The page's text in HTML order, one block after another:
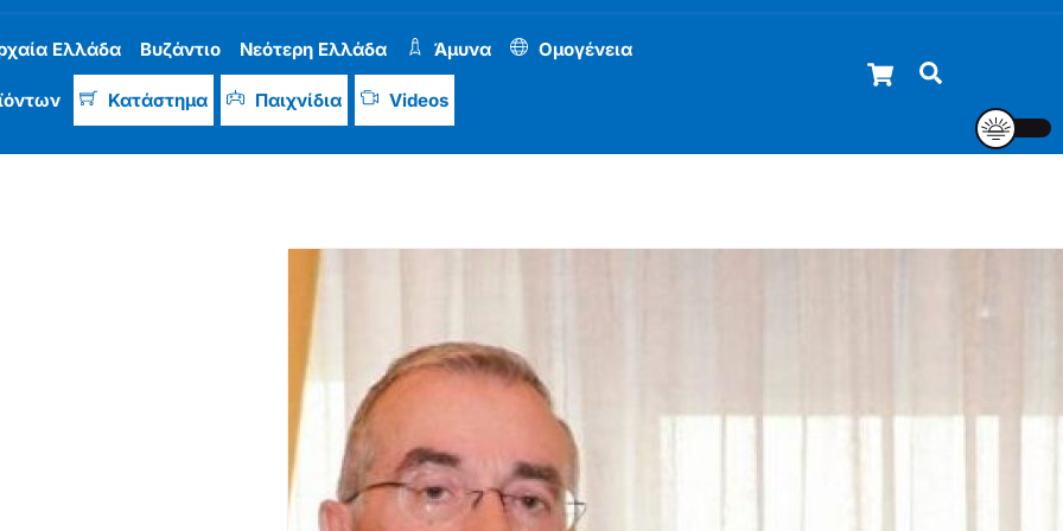
Cart
Ελλάδα Βυζάντιο Νεότερη Ελλάδα Άμυνα Ομογένεια
Κατάστημα Παιχνίδια Videos